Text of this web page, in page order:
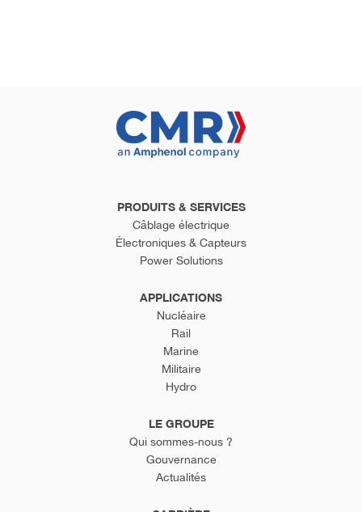
PRODUITS & SERVICES
Câblage électrique
Électroniques & Capteurs
Power Solutions
APPLICATIONS
Nucléaire
Rail
Marine
Militaire
Hydro
LE GROUPE
Qui sommes-nous ?
Gouvernance
Actualités